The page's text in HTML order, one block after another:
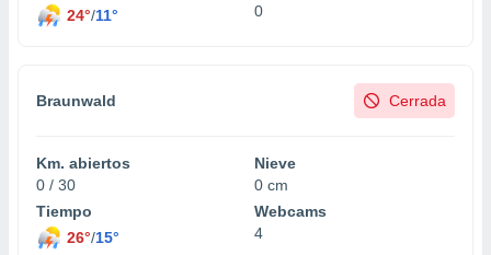
24°/11°
0
Braunwald Cerrada
Km. abiertos
0 / 30
Nieve
0 cm
Tiempo
26°/15°
Webcams
4